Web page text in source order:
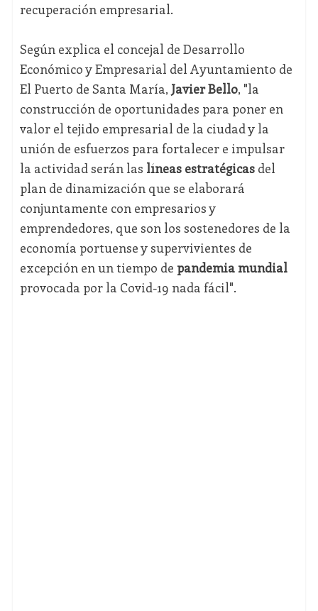
recuperación empresarial.
Según explica el concejal de Desarrollo
Económico y Empresarial del Ayuntamiento de
El Puerto de Santa María, Javier Bello, "la
construcción de oportunidades para poner en
valor el tejido empresarial de la ciudad y la
unión de esfuerzos para fortalecer e impulsar
la actividad serán las líneas estratégicasdel
plan de dinamización que se elaborará
conjuntamente con empresarios y
emprendedores, que son los sostenedores de la
economía portuense y supervivientes de
excepción en un tiempo de pandemia mundial
provocada por la Covid-19 nada fácil".